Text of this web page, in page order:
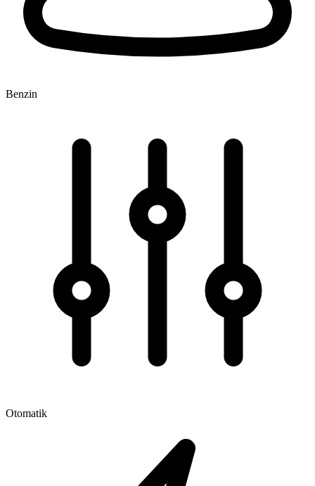
Benzin
Otomatik